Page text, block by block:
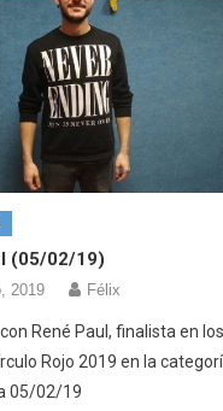
(05/02/19)
2019 Félix
René Paul, finalista en
Rojo 2019 en la
05/02/19